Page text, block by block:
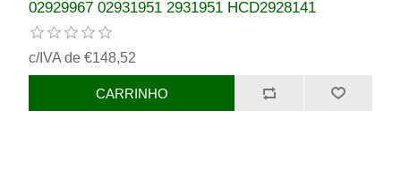
02929967 02931951 2931951 HCD2928141
c/IVA de €148,52